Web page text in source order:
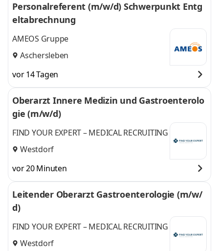
Personalreferent (m/w/d) Schwerpunkt Entg
eltabrechnung
AMEOS Gruppe
Aschersleben
vor 14 Tagen
Oberarzt Innere Medizin und Gastroenterolo
gie (m/w/d)
FIND YOUR EXPERT – MEDICAL RECRUITING
Westdorf
vor 20 Minuten
Leitender Oberarzt Gastroenterologie (m/w/
d)
FIND YOUR EXPERT – MEDICAL RECRUITING
Westdorf